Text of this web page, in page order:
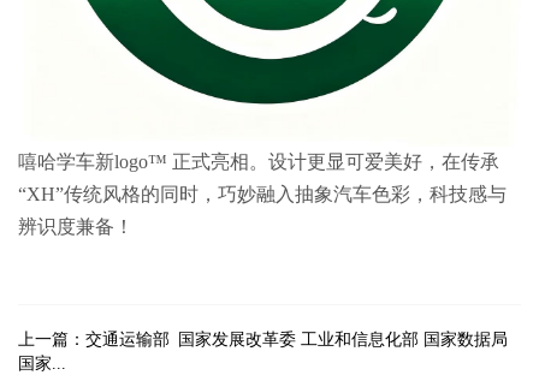
嘻哈学车新logo™️ 正式亮相。设计更显可爱美好，在传承
“XH”传统风格的同时，巧妙融入抽象汽车色彩，科技感与
辨识度兼备！
上一篇：交通运输部 国家发展改革委 工业和信息化部 国家数据局
国家...